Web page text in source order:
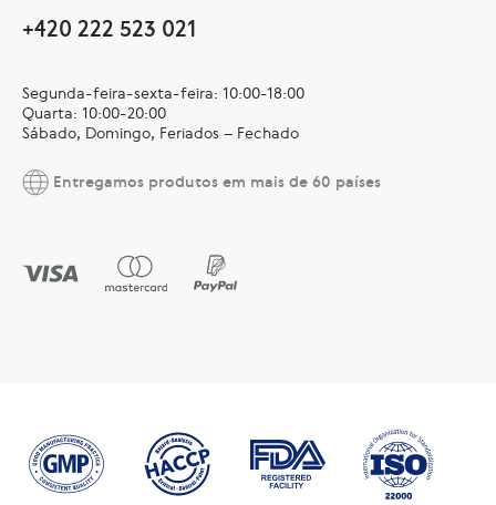
+420 222 523 021
Segunda-feira-sexta-feira: 10:00-18:00
Quarta: 10:00-20:00
Sábado, Domingo, Feriados – Fechado
Entregamos produtos em mais de 60 países